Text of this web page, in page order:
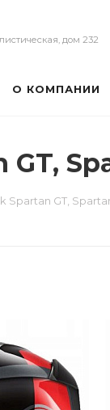
дом 232
О КОМПАНИИ
GT,